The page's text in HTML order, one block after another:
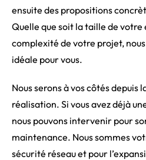
ensuite des propositions
Quelle que soit la taille de
complexité de votre projet,
idéale pour vous.
Nous serons à vos côtés depuis
réalisation. Si vous avez déjà
nous pouvons intervenir pour
maintenance. Nous sommes
sécurité réseau et pour